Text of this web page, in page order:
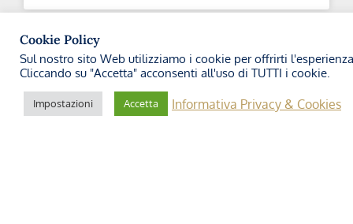
Introduzione della “Patente a Crediti”
➞
Cookie Policy
Sul nostro sito Web utilizziamo i cookie per offrirti
Cliccando su "Accetta" acconsenti all'uso di TUTTI i cookie.
Impostazioni Accetta Informativa Privacy & Cookies